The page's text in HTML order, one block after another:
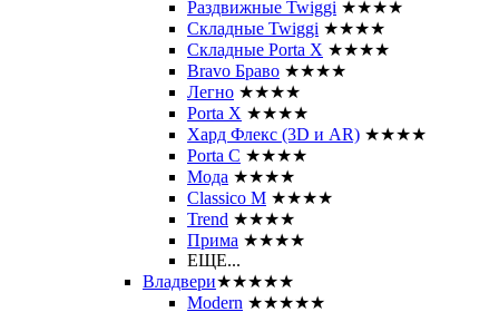
Раздвижные Twiggi ★★★★
Складные Twiggi ★★★★
Складные Porta X ★★★★
Bravo Браво ★★★★
Легно ★★★★
Porta X ★★★★
Хард Флекс (3D и AR) ★★★★
Porta C ★★★★
Мода ★★★★
Classico M ★★★★
Trend ★★★★
Прима ★★★★
ЕЩЕ...
Владвери★★★★★
Modern ★★★★★